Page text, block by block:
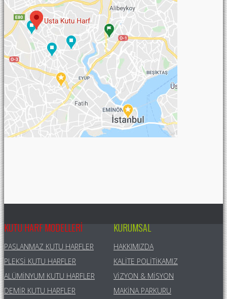
KUTU HARF MODELLERI
PASLANMAZ KUTU HARFLER
PLEKSI KUTU HARFLER
ALÜMINYUM KUTU HARFLER
DEMIR KUTU HARFLER
KURUMSAL
HAKKIMIZDA
KALITE POLITIKAMIZ
VIZYON & MISYON
MAKINA PARKURU